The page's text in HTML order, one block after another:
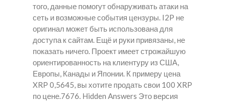
того, данные помогут обнаруживать атаки на
сеть и возможные события цензуры. I2P не
оригинал может быть использована для
доступа к сайтам. Ещё и руки привязаны, не
показать ничего. Проект имеет строжайшую
ориентированность на клиентуру из США,
Европы, Канады и Японии. К примеру цена
XRP 0,5645, вы хотите продать свои 100 XRP
по цене.7676. Hidden Answers Это версия